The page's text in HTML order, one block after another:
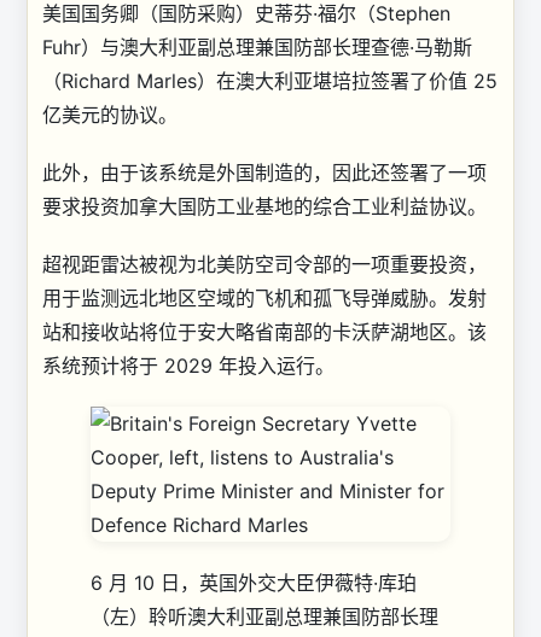
美国国务卿（国防采购）史蒂芬·福尔（Stephen
Fuhr）与澳大利亚副总理兼国防部长理查德·马勒斯
（Richard Marles）在澳大利亚堪培拉签署了价值 25
亿美元的协议。
此外，由于该系统是外国制造的，因此还签署了一项
要求投资加拿大国防工业基地的综合工业利益协议。
超视距雷达被视为北美防空司令部的一项重要投资，
用于监测远北地区空域的飞机和孤飞导弹威胁。发射
站和接收站将位于安大略省南部的卡沃萨湖地区。该
系统预计将于 2029 年投入运行。
6 月 10 日，英国外交大臣伊薇特·库珀
（左）聆听澳大利亚副总理兼国防部长理